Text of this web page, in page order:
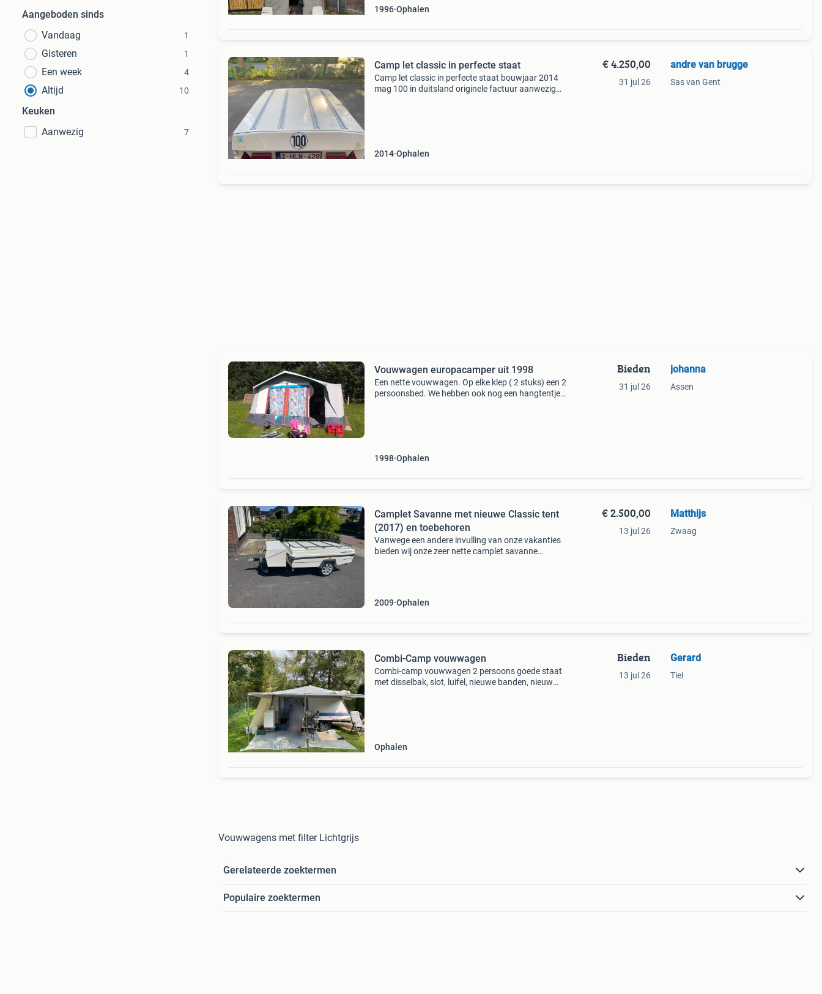
Aangeboden sinds
Vandaag
1
Gisteren 1
Een week 4
Altijd 10
Keuken
Aanwezig
7
1996 Ophalen
Camp let classic in perfecte staat
Camp let classic in perfecte staat bouwjaar 2014
mag 100 in duitsland originele factuur aanwezig
2014 Ophalen
€ 4.250,00
31 jul 26
andre van brugge
Sas van Gent
Vouwwagen europacamper uit 1998
Een nette vouwwagen. Op elke klep ( 2 stuks) een 2
persoonsbed. We hebben ook nog een hangtentje(1
1998 Ophalen
Bieden
31 jul 26
johanna
Assen
Camplet Savanne met nieuwe Classic tent
(2017) en toebehoren
Vanwege een andere invulling van onze vakanties
bieden wij onze zeer nette camplet savanne
2009 Ophalen
€ 2.500,00
13 jul 26
Matthijs
Zwaag
Combi-Camp vouwwagen
Combi-camp vouwwagen 2 persoons goede staat
met disselbak, slot, luifel, nieuwe banden, nieuw
Ophalen
Bieden
13 jul 26
Gerard
Tiel
Vouwwagens met filter Lichtgrijs
Gerelateerde zoektermen
Populaire zoektermen